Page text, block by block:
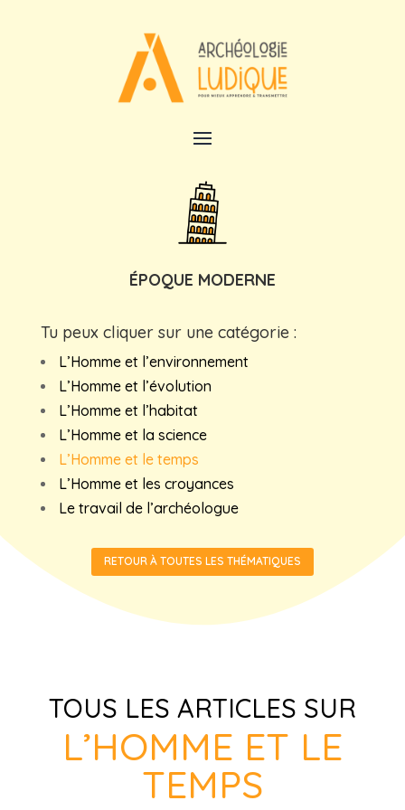
ÉPOQUE MODERNE
Tu peux cliquer sur une catégorie :
L’Homme et l’environnement
L’Homme et l’évolution
L’Homme et l’habitat
L’Homme et la science
L’Homme et le temps
L’Homme et les croyances
Le travail de l’archéologue
RETOUR À TOUTES LES THÉMATIQUES
TOUS LES ARTICLES SUR
L’HOMME ET LE
TEMPS